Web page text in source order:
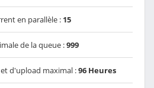
en parallèle : 15
de la queue :999
d'upload maximal :96 Heures